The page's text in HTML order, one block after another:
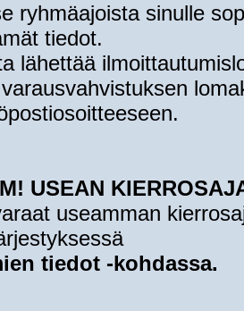
ryhmäajoista sinulle
tiedot.
lähettää
USEAN
useamman
tiedot -kohdassa.